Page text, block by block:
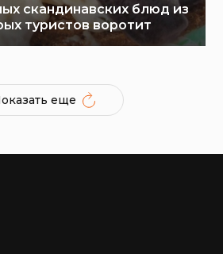
скандинавских блюд из
туристов воротит
еще